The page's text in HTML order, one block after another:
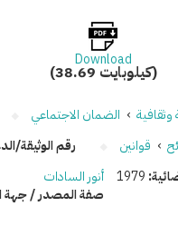
Download
(38.69 كيلوبايت)
› الضمان الاجتماعي
› قوانين رقم الوثيقة/
1979
أنور السادات
صفة المصدر / جهة